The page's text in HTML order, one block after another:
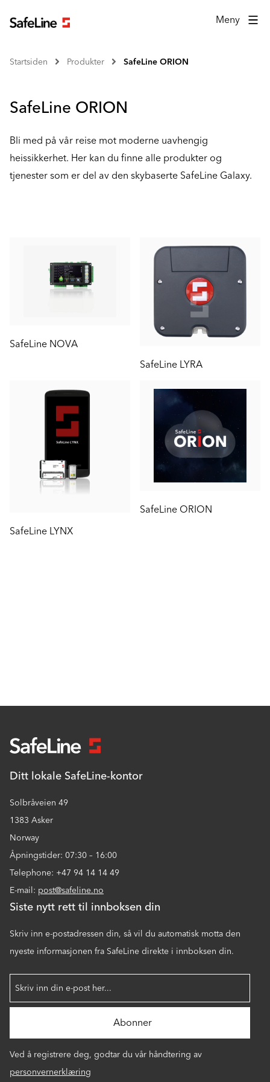
Meny
Startsiden Produkter SafeLine ORION
SafeLine ORION
Bli med på vår reise mot moderne uavhengig
heissikkerhet. Her kan du finne alle produkter og
tjenester som er del av den skybaserte SafeLine Galaxy.
SafeLine NOVA
SafeLine LYRA
SafeLine LYNX
SafeLine ORION
Ditt lokale SafeLine-kontor
Solbråveien 49
1383 Asker
Norway
Åpningstider: 07:30 – 16:00
Telephone: +47 94 14 14 49
E-mail: post@safeline.no
Siste nytt rett til innboksen din
Skriv inn e-postadressen din, så vil du automatisk motta den
nyeste informasjonen fra SafeLine direkte i innboksen din.
Ved å registrere deg, godtar du vår håndtering av
personvernerklæring